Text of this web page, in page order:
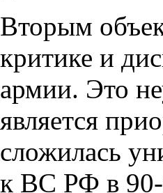
Вторым
критике и
армии. Это
является
сложилась
к ВС РФ в 90-